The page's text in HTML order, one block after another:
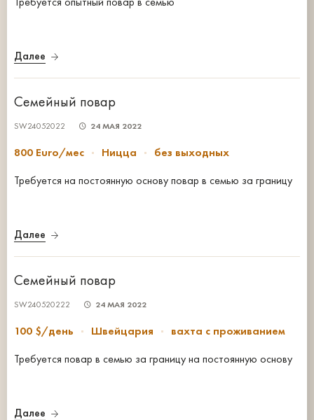
Далее
Семейный повар
SW24052022 24 МАЯ 2022
800 Euro/мес Ницца
без выходных
Требуется на постоянную основу повар в семью за границу
Далее
Семейный повар
SW240520222 24 МАЯ 2022
100 $/день Швейцария
вахта с проживанием
Требуется повар в семью за границу на постоянную основу
Далее